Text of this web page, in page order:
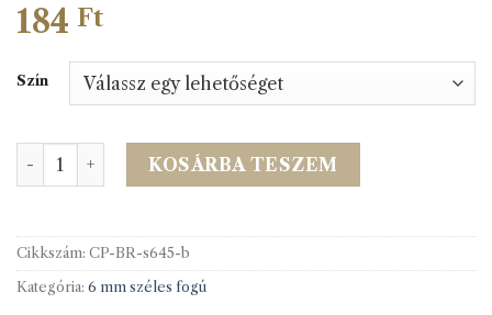
184 Ft
Szín
S60 Spirál cipzár 45cm bontható mennyiség
KOSÁRBA TESZEM
Cikkszám: CP-BR-s645-b
Kategória: 6 mm széles fogú